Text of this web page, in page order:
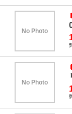
No Photo
No Photo